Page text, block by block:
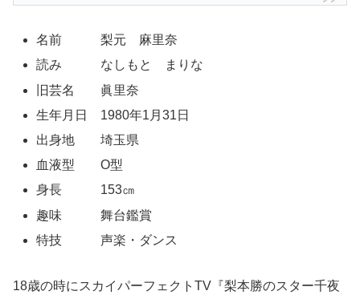
名前 梨元 麻里奈
読み なしもと まりな
旧芸名 眞里奈
生年月日 1980年1月31日
出身地 埼玉県
血液型 O型
身長 153㎝
趣味 舞台鑑賞
特技 声楽・ダンス
18歳の時にスカイパーフェクトTV『梨本勝のスター千夜